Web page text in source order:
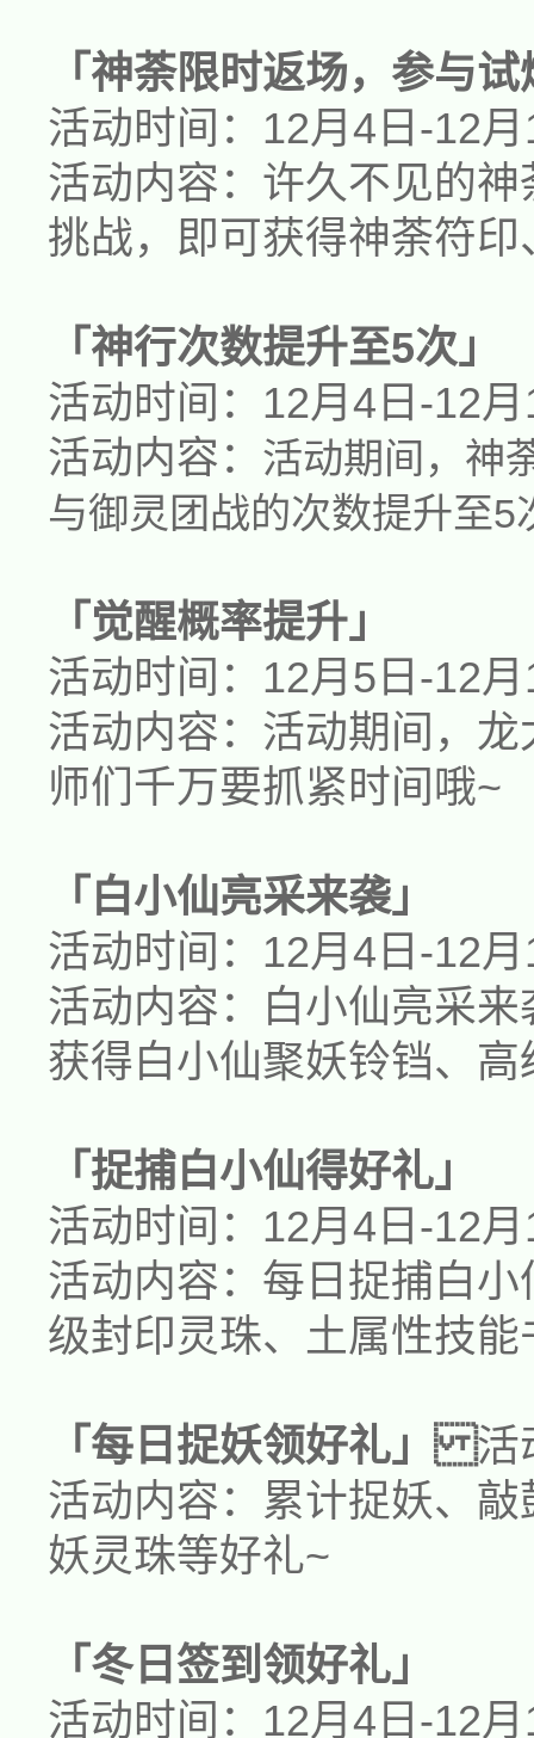
「 神荼限时返场，参与
活动时间：12月 4 日-12
活动内容：许久不见的神
挑战，即可获得神荼符印
「神行次数提升至5次」
活动时间： 12月4日-12
活动内容： 活动期间，神
与御灵团战的次数提升至5
「觉醒概率提升」
活动时间： 12月 5 日-12
活动内容：活动期间， 龙
师们千万要抓紧时间哦~
「 白小仙亮采来袭」
活动时间： 12月4日-12
活动内容：
白小仙亮采来
获得白小仙聚妖铃铛、高
「 捉捕 白小仙得好礼」
活动时间： 12月4日-12
活动内容：每日捉捕白小
级封印灵珠、 土属性技能
「 每日捉妖领好礼」
活
活动内容：累计捉妖、
妖灵珠等好礼~
「 冬日签到领好礼」
活动时间： 12月4日-12